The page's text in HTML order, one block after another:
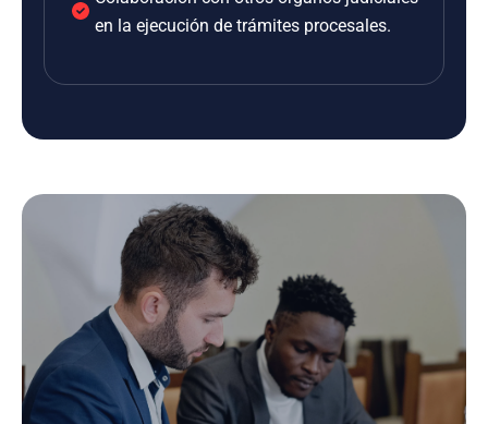
en la ejecución de trámites procesales.